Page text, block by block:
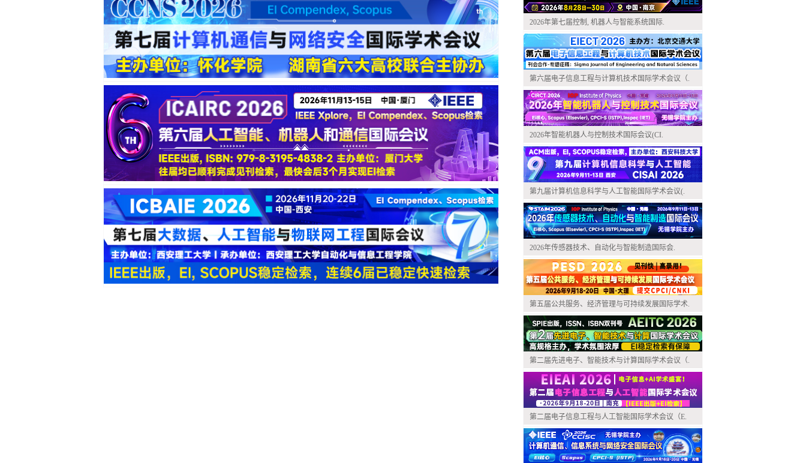
2026年第七届控制, 机器人与智能系统国际.
第六届电子信息工程与计算机技术国际学术会议（.
2026年智能机器人与控制技术国际会议(CI.
第九届计算机信息科学与人工智能国际学术会议(.
2026年传感器技术、自动化与智能制造国际会.
第五届公共服务、经济管理与可持续发展国际学术.
第二届先进电子、智能技术与计算国际学术会议（.
第二届电子信息工程与人工智能国际学术会议（E.